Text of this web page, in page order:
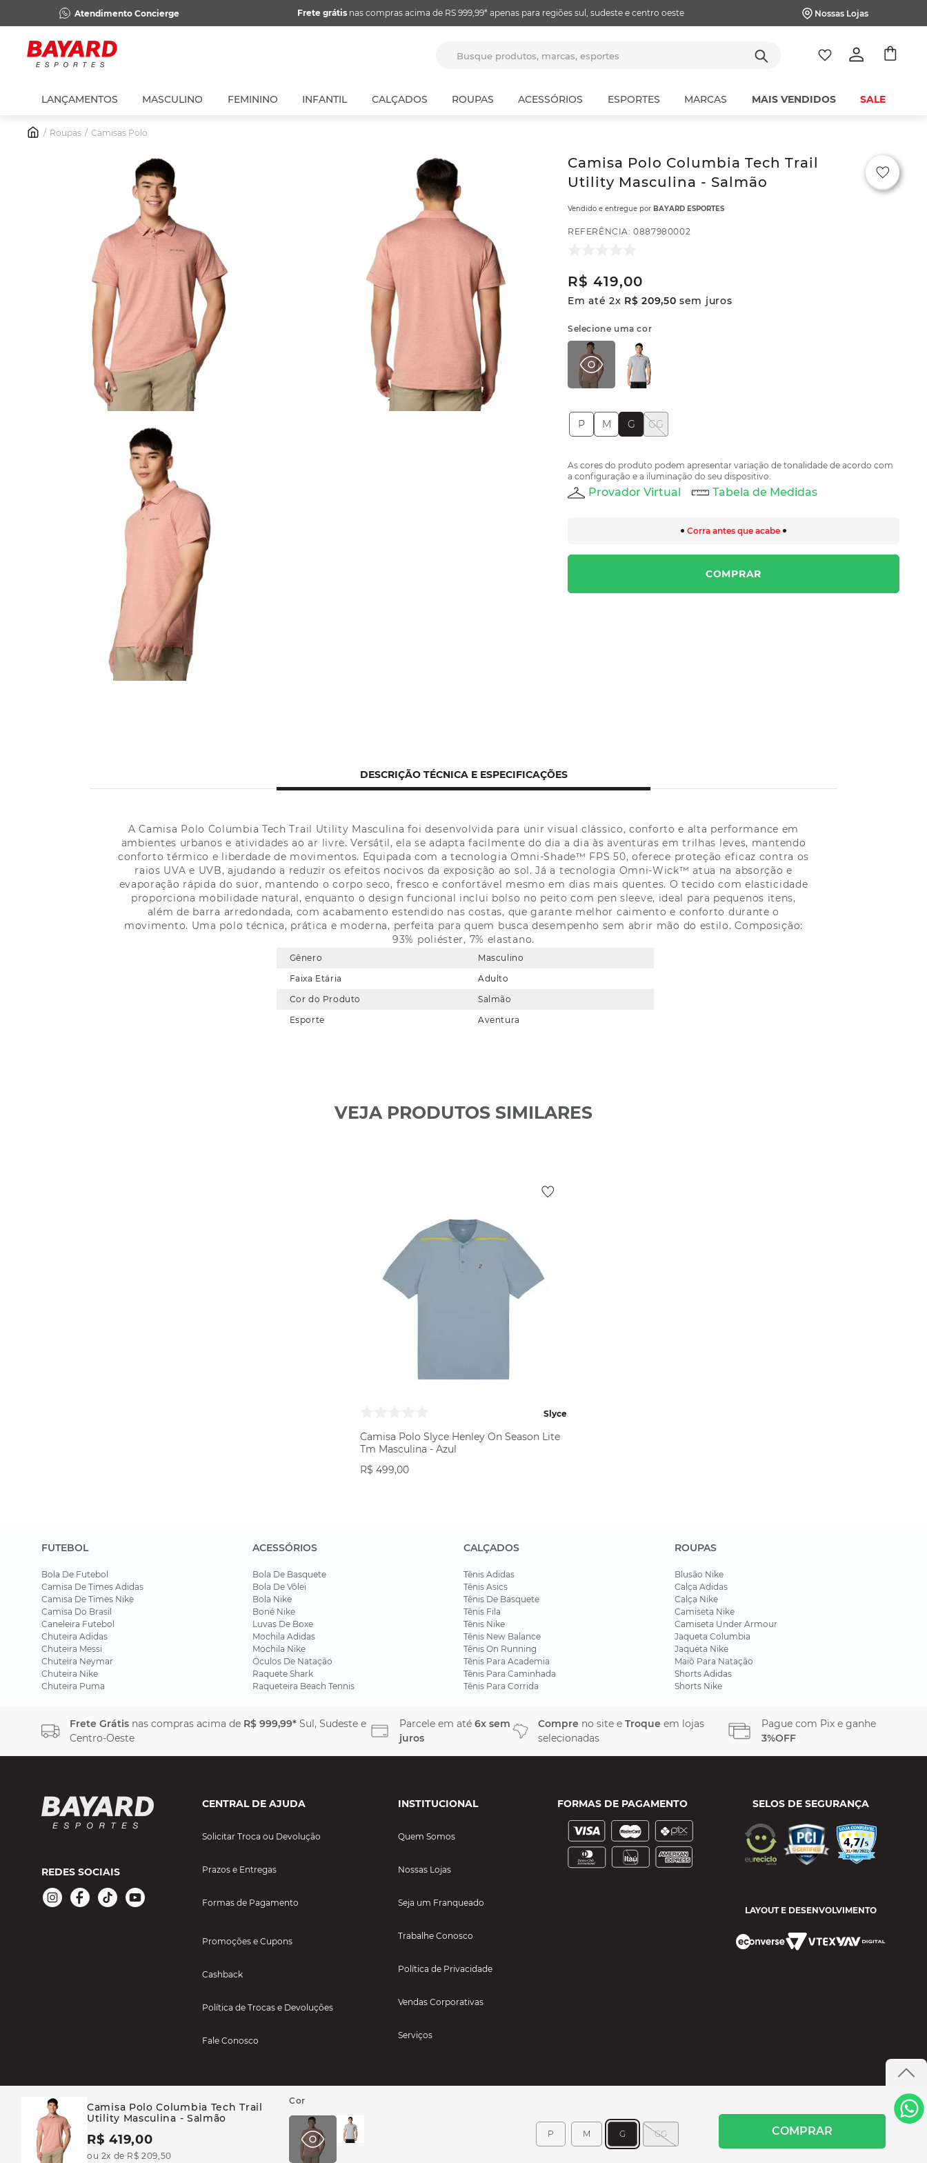
Atendimento Concierge Frete grátisnas compras acima de RS 999,99* apenas para regiões sul, sudeste e centro oeste Nossas Lojas
LANÇAMENTOS MASCULINO FEMININO INFANTIL CALÇADOS ROUPAS ACESSÓRIOS ESPORTES MARCAS MAIS VENDIDOS SALE
Roupas Camisas Polo
Camisa Polo Columbia Tech Trail
Utility Masculina - Salmão
Vendido e entregue por BAYARD ESPORTES
REFERÊNCIA:0887980002
R$ 419,00
Em até 2x R$ 209,50 sem juros
Selecione uma cor
G GG
M
P
As cores do produto podem apresentar variação de tonalidade de acordo com
a configuração e a iluminação do seu dispositivo.
Provador Virtual Tabela de Medidas
Corra antes que acabe
COMPRAR
DESCRIÇÃO TÉCNICA E ESPECIFICAÇÕES
A Camisa Polo Columbia Tech Trail Utility Masculina foi desenvolvida para unir visual clássico, conforto e alta performance em
ambientes urbanos e atividades ao ar livre. Versátil, ela se adapta facilmente do dia a dia às aventuras em trilhas leves, mantendo
conforto térmico e liberdade de movimentos. Equipada com a tecnologia Omni-Shade™ FPS 50, oferece proteção eficaz contra os
raios UVA e UVB, ajudando a reduzir os efeitos nocivos da exposição ao sol. Já a tecnologia Omni-Wick™ atua na absorção e
evaporação rápida do suor, mantendo o corpo seco, fresco e confortável mesmo em dias mais quentes. O tecido com elasticidade
proporciona mobilidade natural, enquanto o design funcional inclui bolso no peito com pen sleeve, ideal para pequenos itens,
além de barra arredondada, com acabamento estendido nas costas, que garante melhor caimento e conforto durante o
movimento. Uma polo técnica, prática e moderna, perfeita para quem busca desempenho sem abrir mão do estilo. Composição:
93% poliéster, 7% elastano.
Gênero
Masculino
Faixa Etária
Adulto
Cor do Produto
Salmão
Esporte
Aventura
VEJA PRODUTOS SIMILARES
Slyce
Camisa Polo Slyce Henley On Season Lite
Tm Masculina - Azul
R$ 499,00
Camisa Polo Columbia Tech Trail
Utility Masculina - Salmão
R$ 419,00
ou 2x de R$ 209,50
G GG
M
P COMPRAR
FUTEBOL
Bola De Futebol
Camisa De Times Adidas
Camisa De Times Nike
Camisa Do Brasil
Caneleira Futebol
Chuteira Adidas
Chuteira Messi
Chuteira Neymar
Chuteira Nike
Chuteira Puma
ACESSÓRIOS
Bola De Basquete
Bola De Vôlei
Bola Nike
Boné Nike
Luvas De Boxe
Mochila Adidas
Mochila Nike
Óculos De Natação
Raquete Shark
Raqueteira Beach Tennis
CALÇADOS
Tênis Adidas
Tênis Asics
Tênis De Basquete
Tênis Fila
Tênis Nike
Tênis New Balance
Tênis On Running
Tênis Para Academia
Tênis Para Caminhada
Tênis Para Corrida
ROUPAS
Blusão Nike
Calça Adidas
Calça Nike
Camiseta Nike
Camiseta Under Armour
Jaqueta Columbia
Jaqueta Nike
Maiô Para Natação
Shorts Adidas
Shorts Nike
Frete Grátis nas compras acima de R$ 999,99* Sul, Sudeste e
Centro-Oeste
Parcele em até 6x sem
juros
Compre no site e Troque em lojas
selecionadas
Pague com Pix e ganhe
3%OFF
REDES SOCIAIS
CENTRAL DE AJUDA
Solicitar Troca ou Devolução
Prazos e Entregas
Formas de Pagamento
Promoções e Cupons
Cashback
Política de Trocas e Devoluções
Fale Conosco
INSTITUCIONAL
Quem Somos
Nossas Lojas
Seja um Franqueado
Trabalhe Conosco
Política de Privacidade
Vendas Corporativas
Serviços
FORMAS DE PAGAMENTO SELOS DE SEGURANÇA
LAYOUT E DESENVOLVIMENTO
BAYARD ESPORTES - TODOS OS DIREITOS RESERVADOS CASA BAYARD ARTIGOS PARA ESPORTES LTDA - RUA TEXAS, 111, SALA 229 - JARDIM RANCHO ALEGRE - SANTANA DE PARANAÍBA/SP CEP 06515 200 CNPJ 60.456.407/0024-
46